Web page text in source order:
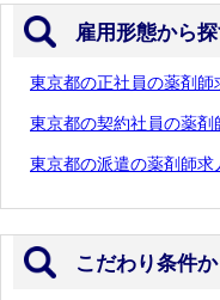
雇用形態から
東京都の正社員の薬剤師
東京都の契約社員の薬剤
東京都の派遣の薬剤師求
こだわり条件